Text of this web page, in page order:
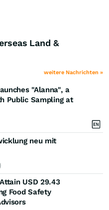
Land &
weitere Nachrichten »
"Alanna", a
Public Sampling at
neu mit
USD 29.43
Food Safety